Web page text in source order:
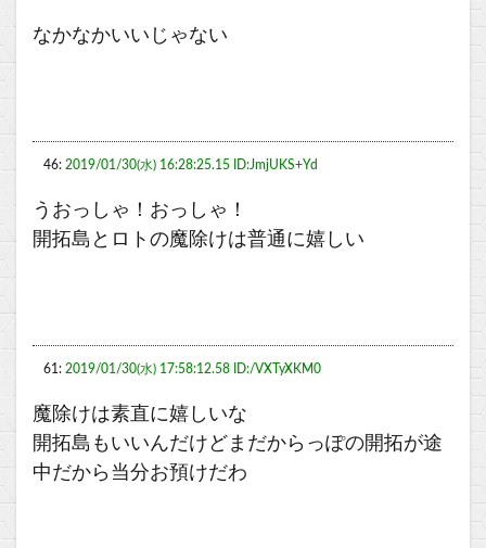
なかなかいいじゃない
46: 2019/01/30(水) 16:28:25.15 ID:JmjUKS+Yd
うおっしゃ！おっしゃ！
開拓島とロトの魔除けは普通に嬉しい
61: 2019/01/30(水) 17:58:12.58 ID:/VXTyXKM0
魔除けは素直に嬉しいな
開拓島もいいんだけどまだからっぽの開拓が途
中だから当分お預けだわ